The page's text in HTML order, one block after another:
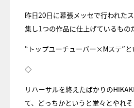
昨日20日に幕張メッセで行われた
集し1つの作品に仕上げているもの
“トップユーチューバー×Mステ”
◇
リハーサルを終えたばかりの
て、どっちかというと堂々とやれ